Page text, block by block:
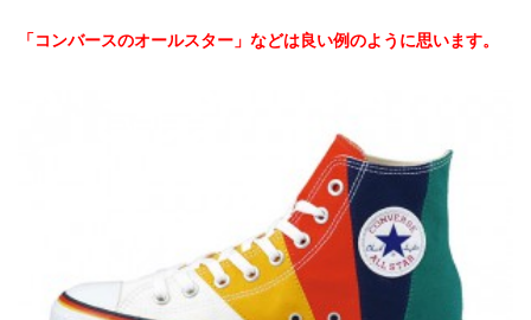
「コンバースのオールスター」などは良い例のように思います。